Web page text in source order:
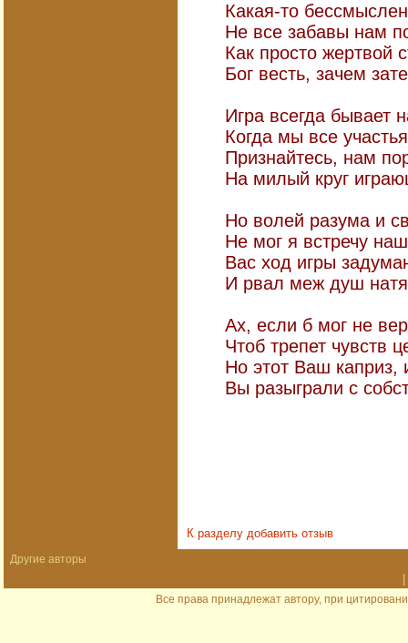
Какая-то
Не все забавы нам
Как просто жертвой
Бог весть, зачем
Игра всегда бывает
Когда мы все
Признайтесь, нам
На милый круг
Но волей разума и
Не мог я встречу
Вас ход игры
И рвал меж душ
Ах, если б мог не
Чтоб трепет чувств
Но этот Ваш каприз,
Вы разыграли с
К разделу добавить отзыв
Другие авторы
Все права принадлежат автору, при